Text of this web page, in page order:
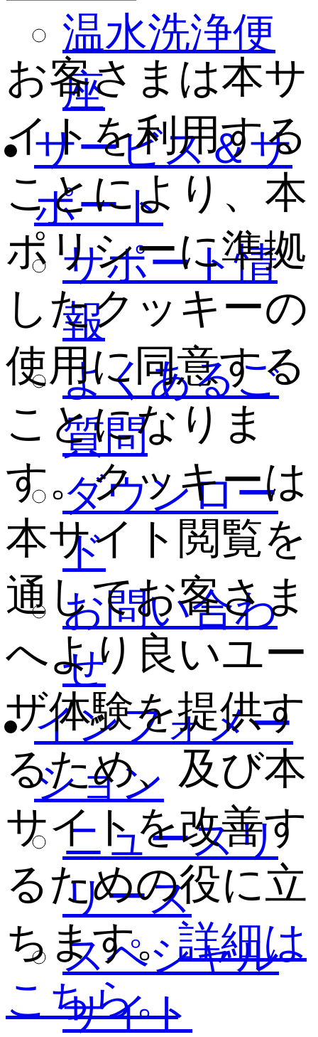
温水洗浄便
座
サービス＆サ
ポート
サポート情
報
よくあるご
質問
ダウンロー
ド
お問い合わ
せ
インフォメー
ション
ニュースリ
リース
スペシャル
サイト
お客さまは本サ
イトを利用する
ことにより、本
ポリシーに準拠
したクッキーの
使用に同意する
ことになりま
す。クッキーは
本サイト閲覧を
通してお客さま
へより良いユー
ザ体験を提供す
るため、及び本
サイトを改善す
るための役に立
ちます。詳細は
こちら。